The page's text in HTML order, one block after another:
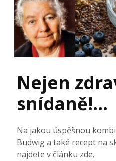
Nejen
snídaně!…
Na jakou úspěšnou
Budwig a také recept na
najdete v článku zde.